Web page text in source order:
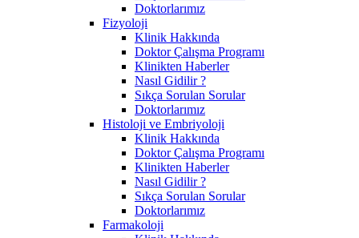
Doktorlarımız
Fizyoloji
Klinik Hakkında
Doktor Çalışma Programı
Klinikten Haberler
Nasıl Gidilir ?
Sıkça Sorulan Sorular
Doktorlarımız
Histoloji ve Embriyoloji
Klinik Hakkında
Doktor Çalışma Programı
Klinikten Haberler
Nasıl Gidilir ?
Sıkça Sorulan Sorular
Doktorlarımız
Farmakoloji